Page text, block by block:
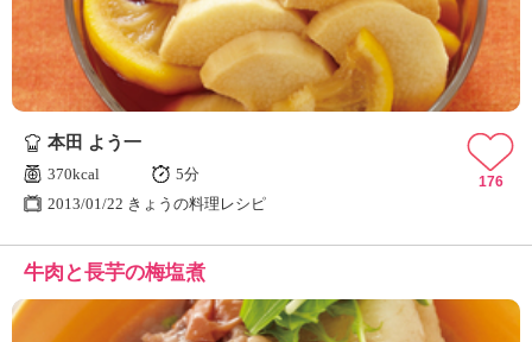
本田 よう一
370kcal
5分
2013/01/22 きょうの料理レシピ
176
牛肉と長芋の梅塩煮